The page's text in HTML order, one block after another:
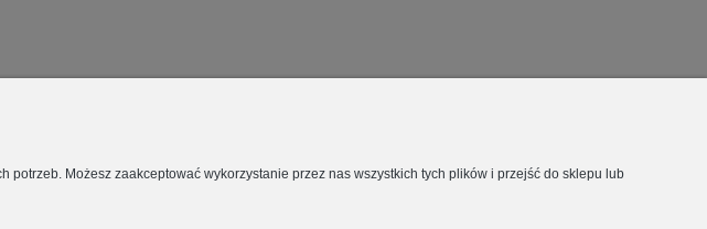
Możesz zaakceptować wykorzystanie przez nas wszystkich tych plików i przejść do sklepu lub